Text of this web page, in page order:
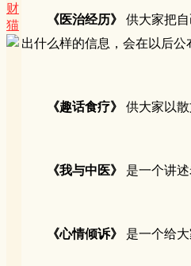
财
猫
《医治经历》 供大家把
出什么样的信息，会在以后公
《趣话食疗》 供大家以
《我与中医》 是一个讲
《心情倾诉》 是一个给